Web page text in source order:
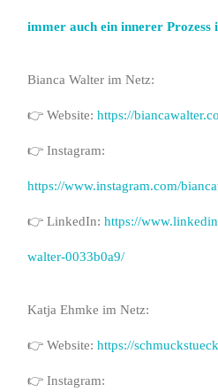
immer auch ein innerer Prozess
Bianca Walter im Netz:
👉 Website: https://
👉 Instagram:
https://www.instagram.com/
👉 LinkedIn: https://
walter-0033b0a9/
Katja Ehmke im Netz:
👉 Website: https://
👉 Instagram: